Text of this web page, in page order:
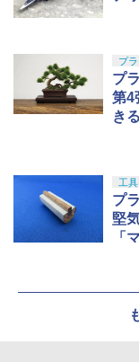
プ
プ
第4
きる
工具
プ
堅
「